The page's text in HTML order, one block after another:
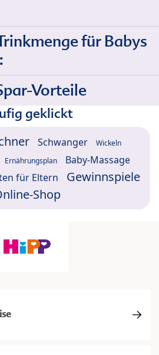
für Babys
Vorteile
geklickt
Schwanger Wickeln
Ernährungsplan Baby-Massage
für Eltern
Gewinnspiele
Shop